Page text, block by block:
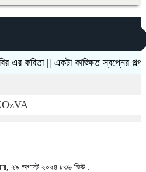
|| একটা কাঙ্ক্ষিত স্বপ্নের গল্প
২৯ অগাস্ট ২০২৪ ৮৩৬ ভিউ :